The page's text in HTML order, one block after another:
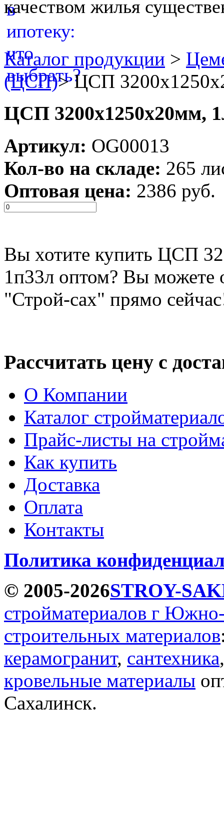
качеством жилья
Каталог продукции >
(ЦСП)>ЦСП
ЦСП 3200x1250x20мм,
Артикул: OG00013
Кол-во на складе: 265
Оптовая цена: 2386 руб.
Вы хотите купить ЦСП
1п33л оптом? Вы можете
"Строй-сах" прямо
Рассчитать цену с
О Компании
Каталог
Прайс-листы на
Как купить
Доставка
Оплата
Контакты
Политика
© 2005-2026STROY-
стройматериалов г
строительных материалов
керамогранит, сантехника
кровельные материалы
Сахалинск.